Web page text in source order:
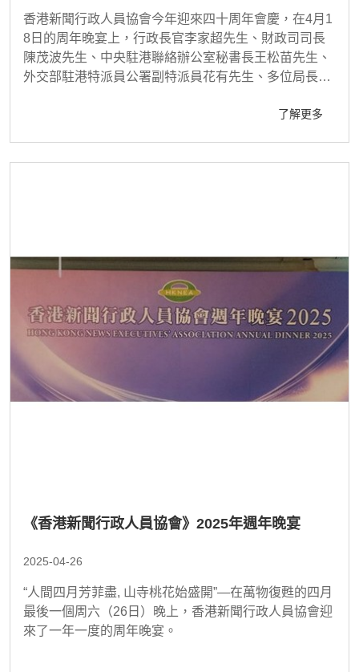
香港新聞行政人員協會今年迎來四十周年會慶，在4月1
8日的周年晚宴上，行政長官李家超先生、財政司司長
陳茂波先生、中央駐港聯絡辦公室秘書長王松苗先生、
外交部駐港特派員公署副特派員花有先生、多位局長及
本會創會主席梁天偉先生、多位前主席、資深會員、各
了解更多
《香港新聞行政人員協會》2025年週年晚宴
2025-04-26
“人間四月芳菲盡, 山寺桃花始盛開”—在萬物復甦的四月
最後一個周六（26日）晚上，香港新聞行政人員協會迎
來了一年一度的周年晚宴。